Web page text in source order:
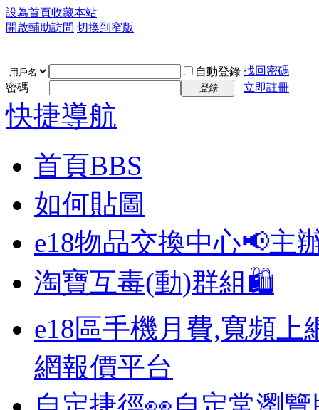
設為首頁收藏本站
開啟輔助訪問 切換到窄版
自動登錄 找回密碼
密碼
登錄 立即註冊
快捷導航
首頁BBS
如何貼圖
e18物品交換中心📢主
淘寶互毒(動)群組🛍️
e18區手機月費,寬頻上
網報價平台